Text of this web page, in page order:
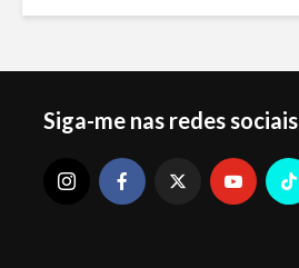
Siga-me nas redes sociais